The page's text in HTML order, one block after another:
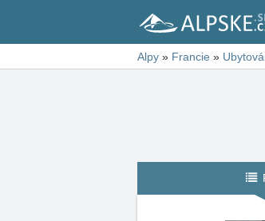
Alpy » Francie »